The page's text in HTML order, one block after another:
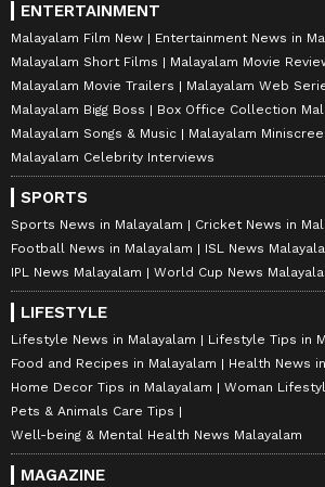
ENTERTAINMENT
Malayalam Film New
Entertainment News in
Malayalam Short Films
Malayalam Movie
Malayalam Movie Trailers
Malayalam Web
Malayalam Bigg Boss
Box Office Collection
Malayalam Songs & Music
Malayalam
Malayalam Celebrity Interviews
SPORTS
Sports News in Malayalam
Cricket News in
Football News in Malayalam
ISL News
IPL News Malayalam
World Cup News
LIFESTYLE
Lifestyle News in Malayalam
Lifestyle Tips in
Food and Recipes in Malayalam
Health News
Home Decor Tips in Malayalam
Woman
Pets & Animals Care Tips
Well-being & Mental Health News Malayalam
MAGAZINE